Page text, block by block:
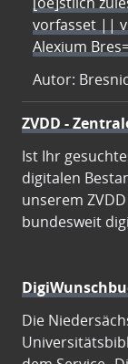
vorfasset ||
Alexium
Autor:
ZVDD -
Ist Ihr
digitalen
unserem
bundesweit
Die